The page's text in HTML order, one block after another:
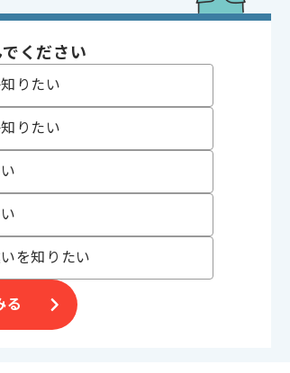
ください
りたい
りたい
を知りたい
る